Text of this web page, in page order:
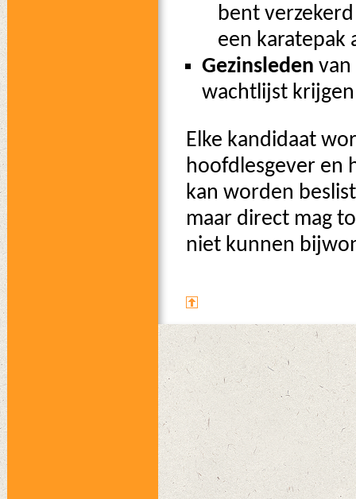
bent
een karatepak
Gezinsleden van
wachtlijst
Elke kandidaat
hoofdlesgever en
kan worden
maar direct mag
niet kunnen